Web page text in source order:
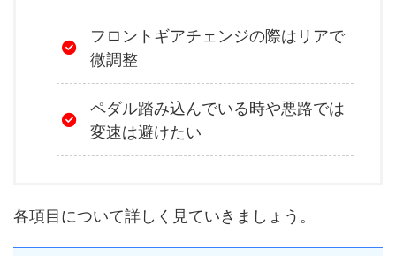
フロントギアチェンジの際はリアで
微調整
ペダル踏み込んでいる時や悪路では
変速は避けたい
各項目について詳しく見ていきましょう。